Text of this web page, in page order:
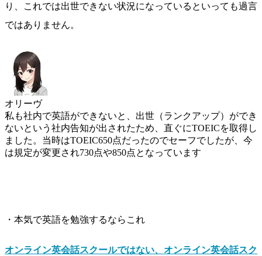
り、これでは出世できない状況になっているといっても過言
ではありません。
オリーヴ
私も社内で英語ができないと、出世（ランクアップ）ができ
ないという社内告知が出されたため、直ぐにTOEICを取得し
ました。当時はTOEIC650点だったのでセーフでしたが、今
は規定が変更され730点や850点となっています
・本気で英語を勉強するならこれ
オンライン英会話スクールではない、オンライン英会話スク